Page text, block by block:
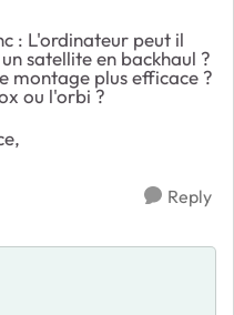
: L'ordinateur peut il
satellite en backhaul ?
montage plus efficace ?
ou l'orbi ?
Reply